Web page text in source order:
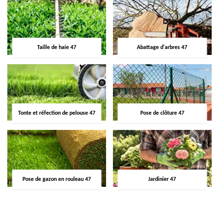
Taille de haie 47 Abattage d'arbres 47
Tonte et réfection de pelouse 47 Pose de clôture 47
Pose de gazon en rouleau 47 Jardinier 47